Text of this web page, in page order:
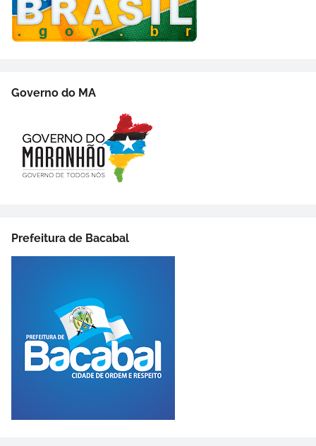
Governo do MA
Prefeitura de Bacabal